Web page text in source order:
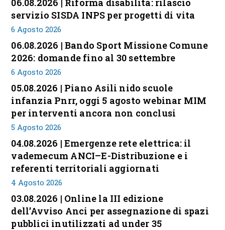
06.08.2026 | Riforma disabilità: rilascio
servizio SISDA INPS per progetti di vita
6 Agosto 2026
06.08.2026 | Bando Sport Missione Comune
2026: domande fino al 30 settembre
6 Agosto 2026
05.08.2026 | Piano Asili nido scuole
infanzia Pnrr, oggi 5 agosto webinar MIM
per interventi ancora non conclusi
5 Agosto 2026
04.08.2026 | Emergenze rete elettrica: il
vademecum ANCI–E-Distribuzione e i
referenti territoriali aggiornati
4 Agosto 2026
03.08.2026 | Online la III edizione
dell’Avviso Anci per assegnazione di spazi
pubblici inutilizzati ad under 35